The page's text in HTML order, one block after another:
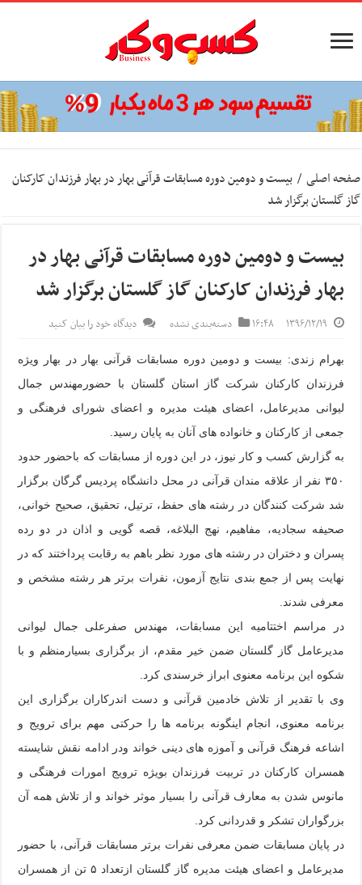
صفحه اصلی / بیست و دومین دوره مسابقات قرآنی بهار در بهار فرزندان کارکنان
گاز گلستان برگزار شد
بیست و دومین دوره مسابقات قرآنی بهار در
بهار فرزندان کارکنان گاز گلستان برگزار شد
۱۳۹۶/۱۲/۱۹ ۱۶:۴۸ دسته‌بندی نشده دیدگاه خود را بیان کنید
بهرام زندی: بیست و دومین دوره مسابقات قرآنی بهار در بهار ویژه
فرزندان کارکنان شرکت گاز استان گلستان با حضورمهندس جمال
لیوانی مدیرعامل، اعضای هیئت مدیره و اعضای شورای فرهنگی و
جمعی از کارکنان و خانواده های آنان به پایان رسید.
به گزارش کسب و کار نیوز، در این دوره از مسابقات که باحضور حدود
۳۵۰ نفر از علاقه مندان قرآنی در محل دانشگاه پردیس گرگان برگزار
شد شرکت کنندگان در رشته های حفظ، ترتیل، تحقیق، صحیح خوانی،
صحیفه سجادیه، مفاهیم، نهج البلاغه، قصه گویی و اذان در دو رده
پسران و دختران در رشته های مورد نظر باهم به رقابت پرداختند که در
نهایت پس از جمع بندی نتایج آزمون، نفرات برتر هر رشته مشخص و
معرفی شدند.
در مراسم اختتامیه این مسابقات، مهندس صفرعلی جمال لیوانی
مدیرعامل گاز گلستان ضمن خیر مقدم، از برگزاری بسیارمنظم و با
شکوه این برنامه معنوی ابراز خرسندی کرد.
وی با تقدیر از تلاش خادمین قرآنی و دست اندرکاران برگزاری این
برنامه معنوی، انجام اینگونه برنامه ها را حرکتی مهم برای ترویج و
اشاعه فرهنگ قرآنی و آموزه های دینی خواند ودر ادامه نقش شایسته
همسران کارکنان در تربیت فرزندان بویژه ترویج امورات فرهنگی و
مانوس شدن به معارف قرآنی را بسیار موثر خواند و از تلاش همه آن
بزرگواران تشکر و قدردانی کرد.
در پایان مسابقات ضمن معرفی نفرات برتر مسابقات قرآنی، با حضور
مدیرعامل و اعضای هیئت مدیره گاز گلستان ازتعداد ۵ تن از همسران